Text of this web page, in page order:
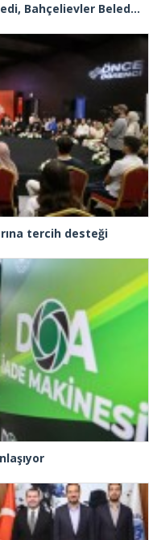
İBB Kızılay’a meydanda yer vermedi, Bahçelievler Belediyesi sahip çıktı
tercih desteği